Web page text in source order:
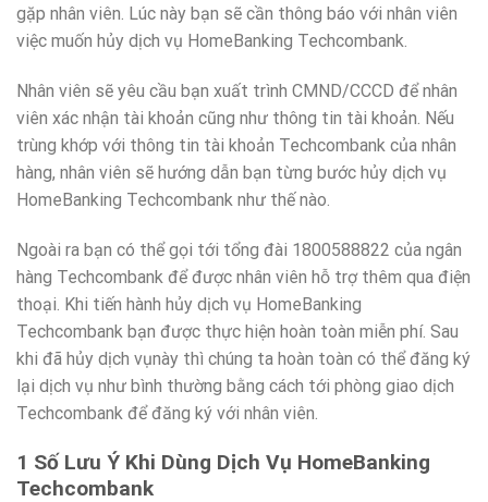
gặp nhân viên. Lúc này bạn sẽ cần thông báo với nhân viên
việc muốn hủy dịch vụ HomeBanking Techcombank.
Nhân viên sẽ yêu cầu bạn xuất trình CMND/CCCD để nhân
viên xác nhận tài khoản cũng như thông tin tài khoản. Nếu
trùng khớp với thông tin tài khoản Techcombank của nhân
hàng, nhân viên sẽ hướng dẫn bạn từng bước hủy dịch vụ
HomeBanking Techcombank như thế nào.
Ngoài ra bạn có thể gọi tới tổng đài 1800588822 của ngân
hàng Techcombank để được nhân viên hỗ trợ thêm qua điện
thoại. Khi tiến hành hủy dịch vụ HomeBanking
Techcombank bạn được thực hiện hoàn toàn miễn phí. Sau
khi đã hủy dịch vụnày thì chúng ta hoàn toàn có thể đăng ký
lại dịch vụ như bình thường bằng cách tới phòng giao dịch
Techcombank để đăng ký với nhân viên.
1 Số Lưu Ý Khi Dùng Dịch Vụ HomeBanking
Techcombank